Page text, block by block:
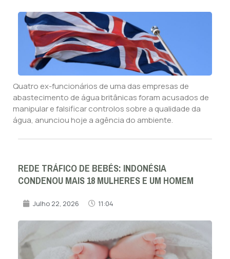
Quatro ex-funcionários de uma das empresas de
abastecimento de água britânicas foram acusados de
manipular e falsificar controlos sobre a qualidade da
água, anunciou hoje a agência do ambiente.
REDE TRÁFICO DE BEBÉS: INDONÉSIA
CONDENOU MAIS 18 MULHERES E UM HOMEM
Julho 22, 2026 11:04